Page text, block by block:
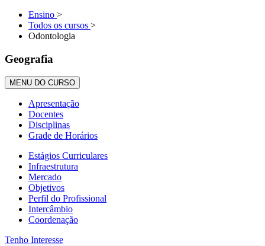
Ensino >
Todos os cursos >
Odontologia
Geografia
MENU DO CURSO
Apresentação
Docentes
Disciplinas
Grade de Horários
Estágios Curriculares
Infraestrutura
Mercado
Objetivos
Perfil do Profissional
Intercâmbio
Coordenação
Tenho Interesse